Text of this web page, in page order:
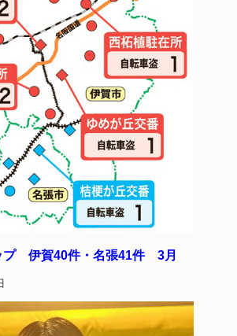
プ 伊賀40件・名張41件 3月